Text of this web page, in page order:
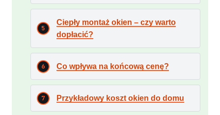
Ciepły montaż okien – czy warto
dopłacić?
Co wpływa na końcową cenę?
Przykładowy koszt okien do domu